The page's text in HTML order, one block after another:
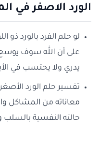
الورد الاصفر في
لو حلم الفرد بالورد ذو
على أن الله سوف
يدري ولا يحتسب في
تفسير حلم الورد
معاناته من المشاكل
حالته النفسية